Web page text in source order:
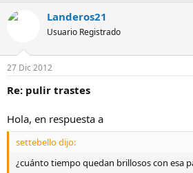
Landeros21
Usuario Registrado
27 Dic 2012
Re: pulir trastes
Hola, en respuesta a
settebello dijo:
¿cuánto tiempo quedan brillosos con esa